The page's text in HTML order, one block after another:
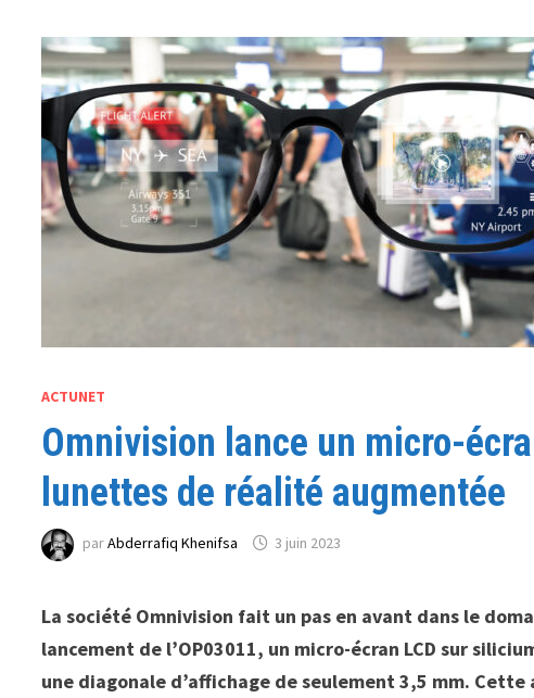
ACTUNET
Omnivision lance un micro-
lunettes de réalité augmentée
parAbderrafiq Khenifsa 3 juin 2023
La société Omnivision fait un pas en avant dans le
lancement de l’OP03011, un micro-écran LCD sur
une diagonale d’affichage de seulement 3,5 mm.